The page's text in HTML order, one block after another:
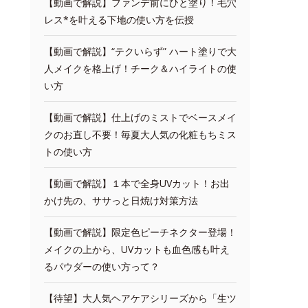
レス*を叶える下地の使い方を伝授
【動画で解説】“テクいらず” ハート塗りで大
人メイクを格上げ！チーク＆ハイライトの使
い方
【動画で解説】仕上げのミストでベースメイ
クのお直し不要！毎夏大人気の化粧もちミス
トの使い方
【動画で解説】１本で全身UVカット！お出
かけ先の、ササっと日焼け対策方法
【動画で解説】限定色ピーチネクター登場！
メイクの上から、UVカットも血色感も叶え
るパウダーの使い方って？
【待望】大人気ヘアケアシリーズから「生ツ